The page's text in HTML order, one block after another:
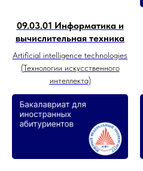
09.03.01 Информатика и
вычислительная техника
Artificial intelligence technologies
(Технологии искусственного
интеллекта)